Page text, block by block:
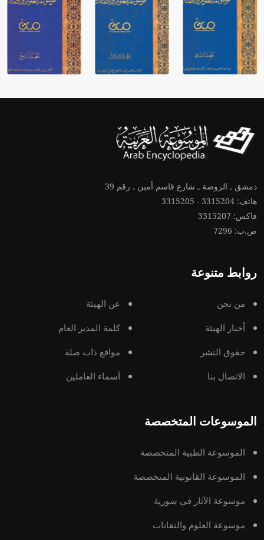
دمشق ـ الروضة ـ شارع قاسم أمين ـ رقم 39
هاتف: 3315204 - 3315205
فاكس: 3315207
ص.ب: 7296
روابط متنوعة
من نحن عن الهيئة
أخبار الهيئة كلمة المدير العام
حقوق النشر مواقع ذات صلة
الاتصال بنا أسماء العاملين
الموسوعات المتخصصة
الموسوعة الطبية المتخصصة
الموسوعة القانونية المتخصصة
موسوعة الآثار في سورية
موسوعة العلوم والتقانات